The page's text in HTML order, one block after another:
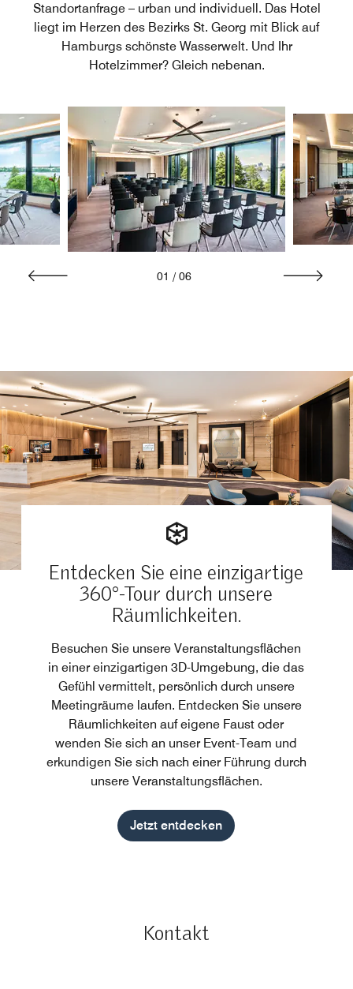
Standortanfrage – urban und individuell. Das Hotel
liegt im Herzen des Bezirks St. Georg mit Blick auf
Hamburgs schönste Wasserwelt. Und Ihr
Hotelzimmer? Gleich nebenan.
01 / 06
Entdecken Sie eine einzigartige
360°-Tour durch unsere
Räumlichkeiten.
Besuchen Sie unsere Veranstaltungsflächen
in einer einzigartigen 3D-Umgebung, die das
Gefühl vermittelt, persönlich durch unsere
Meetingräume laufen. Entdecken Sie unsere
Räumlichkeiten auf eigene Faust oder
wenden Sie sich an unser Event-Team und
erkundigen Sie sich nach einer Führung durch
unsere Veranstaltungsflächen.
Jetzt entdecken
Kontakt